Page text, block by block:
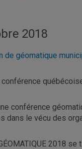
2018
de géomatique
conférence
dans le vécu des
2018 se